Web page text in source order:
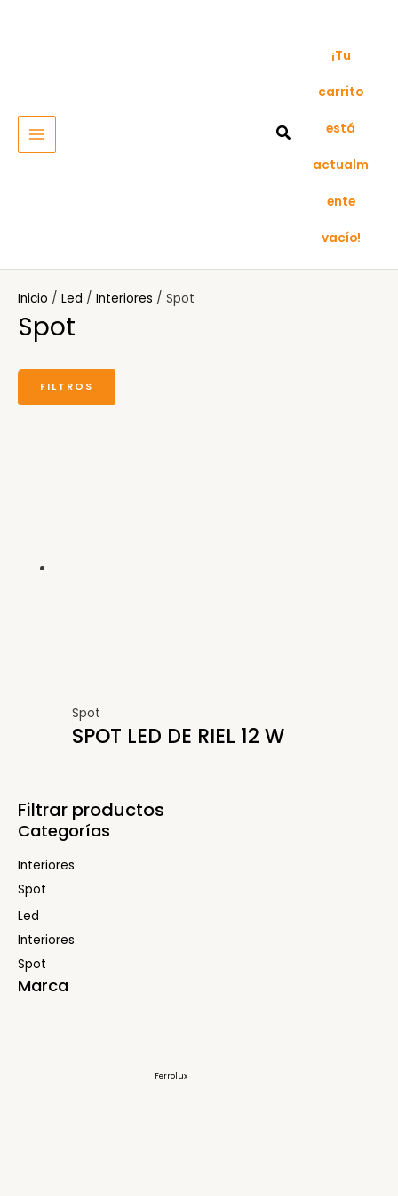
¡Tu
carrito
está
actualm
ente
vacío!
Filtrar productos
Categorías
Interiores
Spot
Led
Interiores
Spot
Marca
Ferrolux
Inicio / Led / Interiores / Spot
Spot
FILTROS
Spot
SPOT LED DE RIEL 12 W